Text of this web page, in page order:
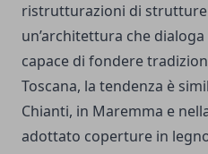
ristrutturazioni di
un’architettura che
capace di fondere
Toscana, la tendenza è
Chianti, in Maremma e
adottato coperture in